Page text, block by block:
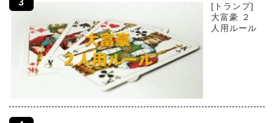
[トランプ]
大富豪 ２
人用ルール